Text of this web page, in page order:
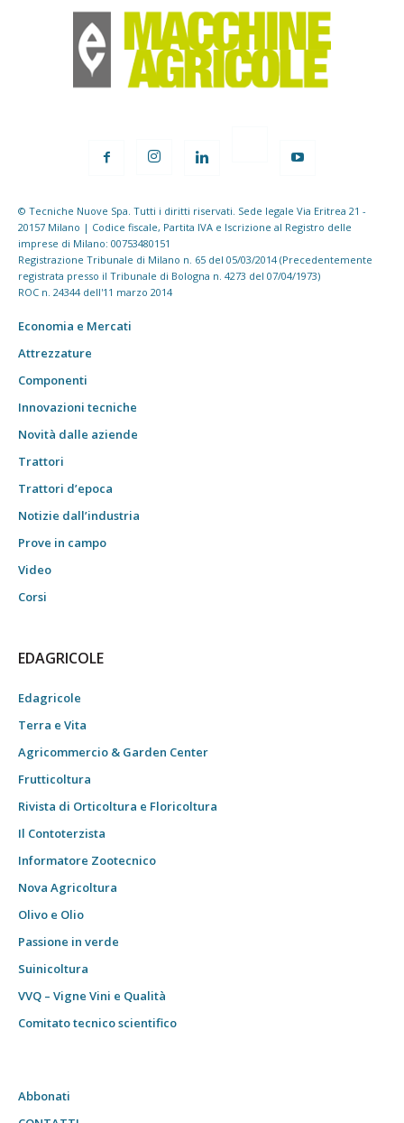
© Tecniche Nuove Spa. Tutti i diritti riservati. Sede legale Via Eritrea 21 -
20157 Milano | Codice fiscale, Partita IVA e Iscrizione al Registro delle
imprese di Milano: 00753480151
Registrazione Tribunale di Milano n. 65 del 05/03/2014 (Precedentemente
registrata presso il Tribunale di Bologna n. 4273 del 07/04/1973)
ROC n. 24344 dell'11 marzo 2014
Economia e Mercati
Attrezzature
Componenti
Innovazioni tecniche
Novità dalle aziende
Trattori
Trattori d’epoca
Notizie dall’industria
Prove in campo
Video
Corsi
EDAGRICOLE
Edagricole
Terra e Vita
Agricommercio & Garden Center
Frutticoltura
Rivista di Orticoltura e Floricoltura
Il Contoterzista
Informatore Zootecnico
Nova Agricoltura
Olivo e Olio
Passione in verde
Suinicoltura
VVQ – Vigne Vini e Qualità
Comitato tecnico scientifico
Abbonati